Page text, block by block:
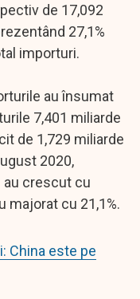
de 17,092
27,1%
importuri.
au însumat
7,401 miliarde
de 1,729 miliarde
2020,
au crescut cu
majorat cu 21,1%.
China este pe